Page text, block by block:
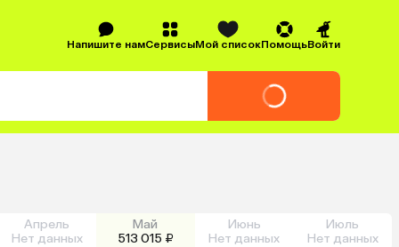
Напишите намСервисыМой списокПомощьВойти
Апрель
Нет данных
Май
513 015 ₽
Июнь
Нет данных
Июль
Нет данных